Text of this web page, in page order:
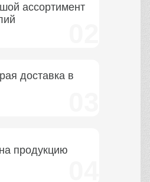
ассортимент
доставка в
продукцию